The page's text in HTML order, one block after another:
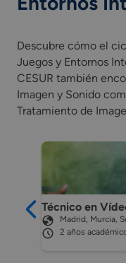
Descubre cómo el
Juegos y Entornos
CESUR también
Imagen y Sonido
Tratamiento de
Técnico en
Madrid, Murcia,
2 años